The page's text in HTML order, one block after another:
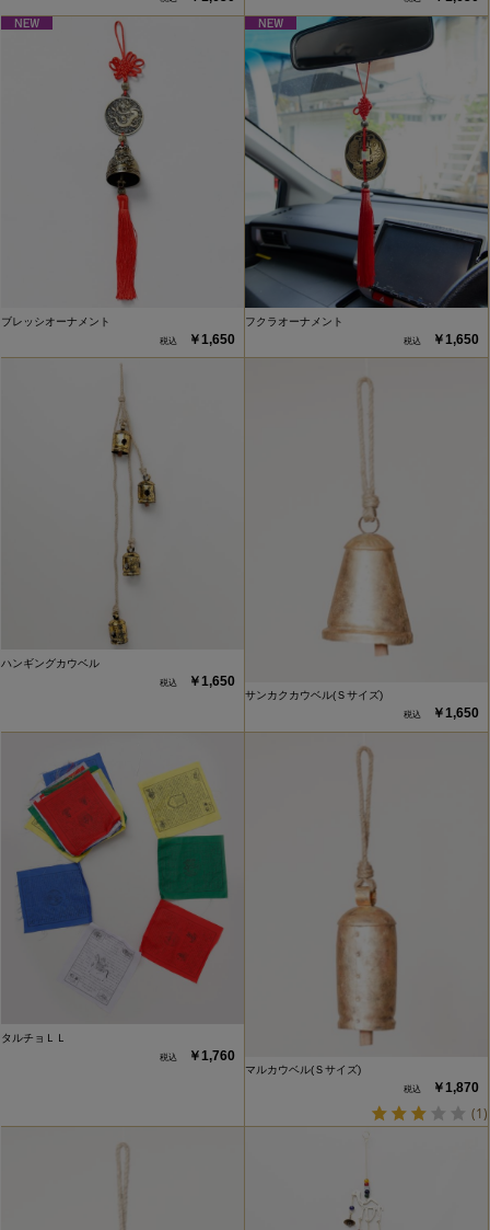
ブレッシオーナメント
￥1,650
フクラオーナメント
￥1,650
ハンギングカウベル
￥1,650
サンカクカウベル(Ｓサイズ)
￥1,650
タルチョＬＬ
￥1,760
マルカウベル(Ｓサイズ)
￥1,870
(1)